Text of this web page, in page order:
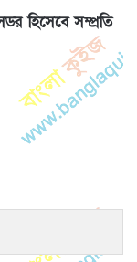
হিসেবে সম্প্রতি